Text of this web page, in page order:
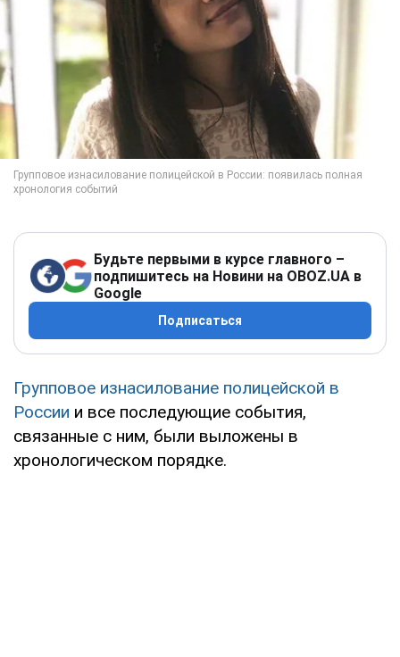
Будьте первыми в курсе главного –
подпишитесь на Новини на OBOZ.UA в
Google
Подписаться
Групповое изнасилование полицейской в
России и все последующие события,
связанные с ним, были выложены в
хронологическом порядке.